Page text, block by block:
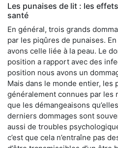
Les punaises de lit : les
santé
En général, trois grands
par les piqûres de punaises.
avons celle liée à la peau. Le
position a rapport avec des
position nous avons un
Mais dans le monde entier, les
généralement connues par les
que les démangeaisons
derniers dommages sont
aussi de troubles
c’est que cela n’entraîne pas